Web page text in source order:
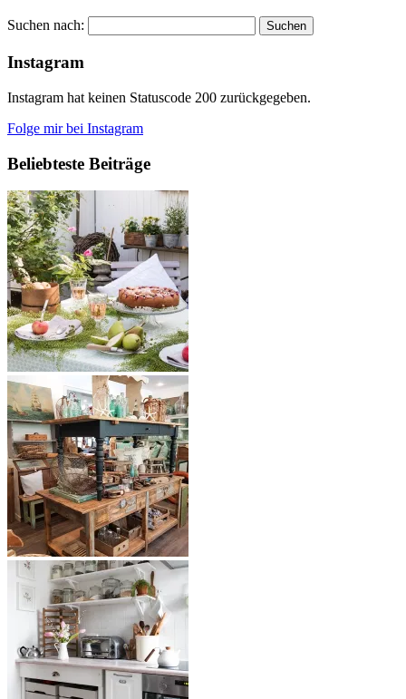
Suchen nach:
Instagram
Instagram hat keinen Statuscode 200 zurückgegeben.
Folge mir bei Instagram
Beliebteste Beiträge